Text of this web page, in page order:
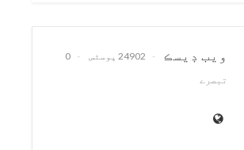
ويب ڊيسڪ 24902 پوسٹس
0
تبصرے